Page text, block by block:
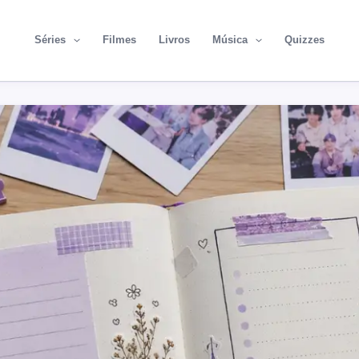
Séries Filmes Livros Música Quizzes